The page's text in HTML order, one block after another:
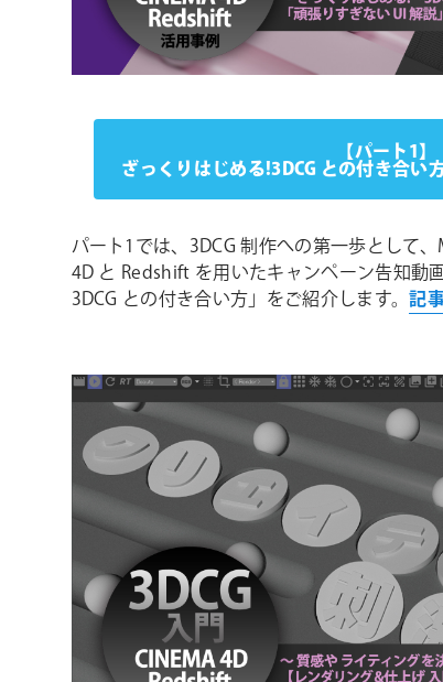
【パート1】
ざっくりはじめる!3DCG との付き合い
パート1では、3DCG 制作への第一歩として
4D と Redshift を用いたキャンペーン告知動
3DCG との付き合い方」をご紹介します。記